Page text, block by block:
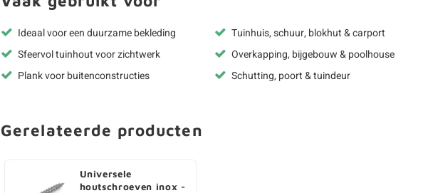
Ideaal voor een duurzame bekleding
Sfeervol tuinhout voor zichtwerk
Plank voor buitenconstructies
Tuinhuis, schuur, blokhut & carport
Overkapping, bijgebouw & poolhouse
Schutting, poort & tuindeur
Gerelateerde producten
Universele
houtschroeven inox -